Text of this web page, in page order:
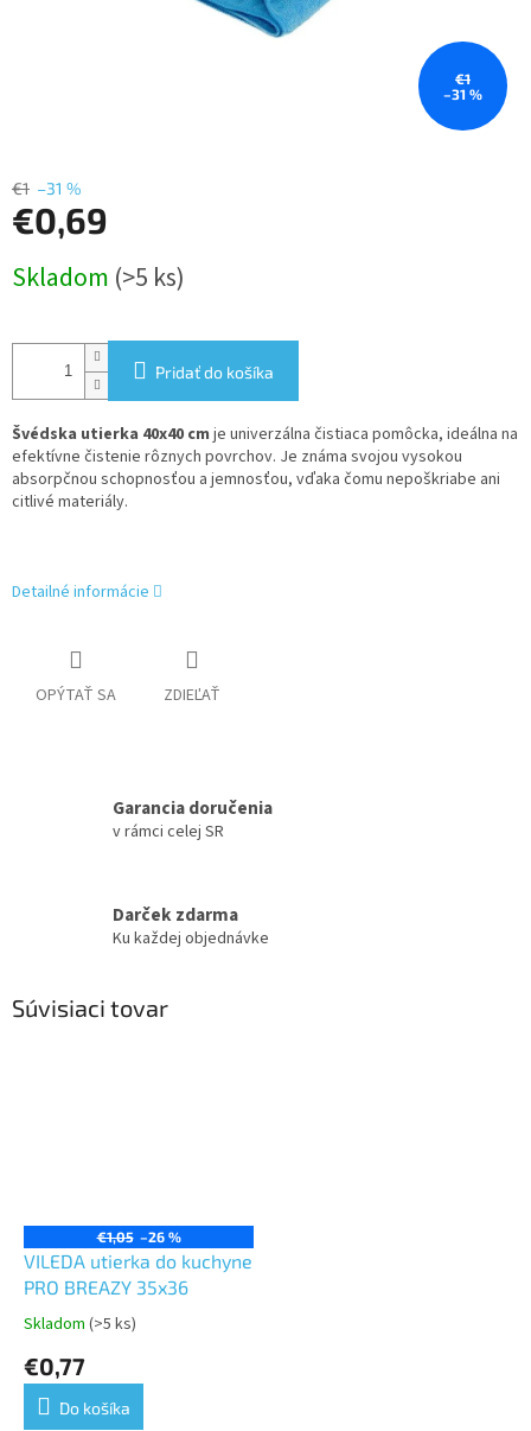
€1
–31 %
€1 –31 %
€0,69
cena:
Skladom (>5 ks)
Pridať do košíka
Švédska utierka 40x40 cm je univerzálna čistiaca pomôcka, ideálna na
efektívne čistenie rôznych povrchov. Je známa svojou vysokou
absorpčnou schopnosťou a jemnosťou, vďaka čomu nepoškriabe ani
citlivé materiály.
Detailné informácie
OPÝTAŤ SA ZDIEĽAŤ
Garancia doručenia
v rámci celej SR
Darček zdarma
Ku každej objednávke
Súvisiaci tovar
€1,05 –26 %
VILEDA utierka do kuchyne
PRO BREAZY 35x36
Priemerné
produktu
5,0
Skladom (>5 ks)
€0,77
Do košíka